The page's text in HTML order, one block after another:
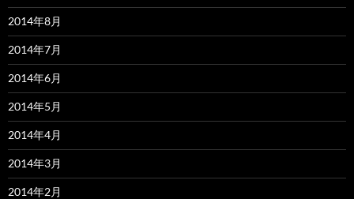
2014年8月
2014年7月
2014年6月
2014年5月
2014年4月
2014年3月
2014年2月